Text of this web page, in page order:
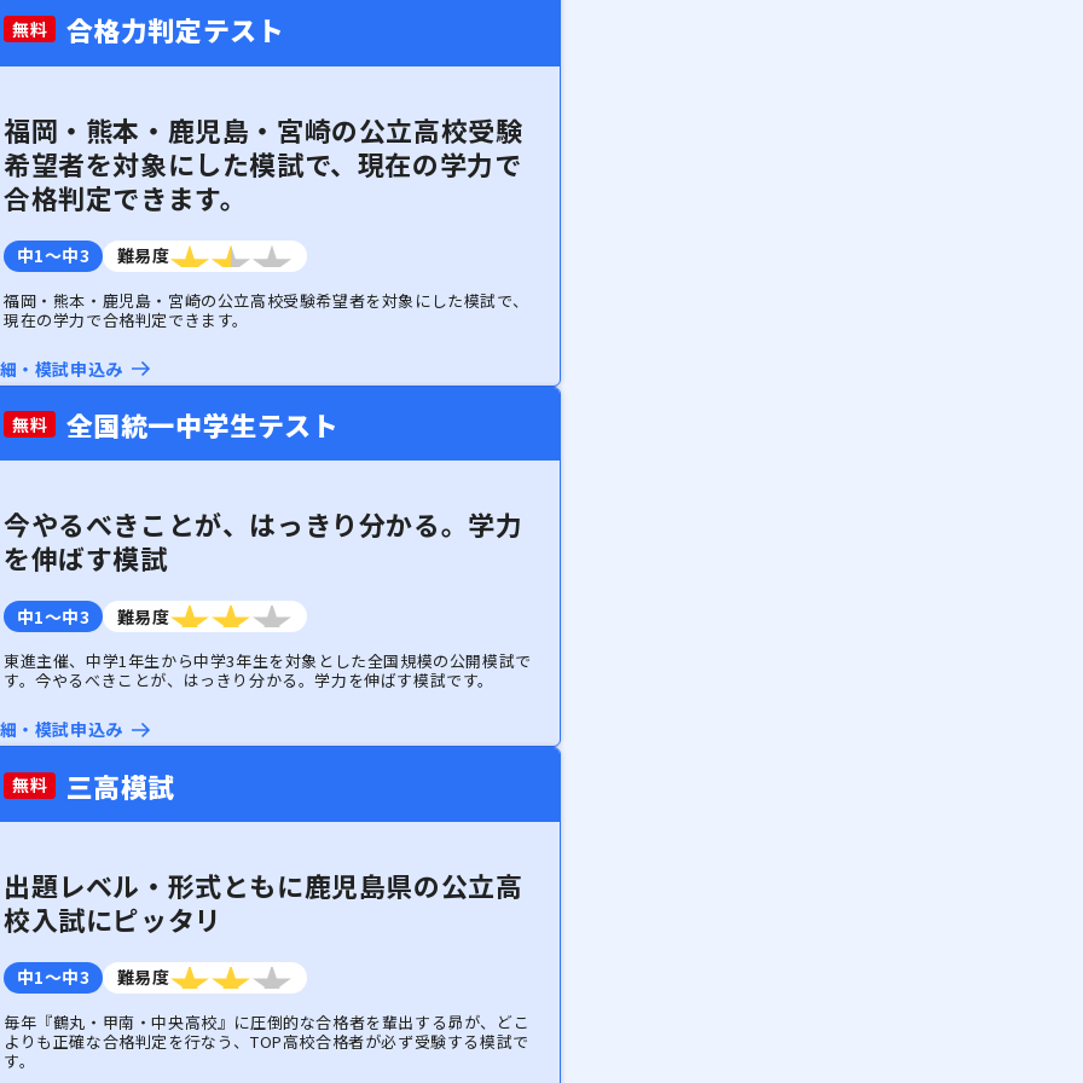
無料 合格力判定テスト
福岡・熊本・鹿児島・宮崎の公立高校受験
希望者を対象にした模試で、現在の学力で
合格判定できます。
中1〜中3 難易度3つ星のうち2
福岡・熊本・鹿児島・宮崎の公立高校受験希望者を対象にした模試で、
現在の学力で合格判定できます。
・ 模試申込み
無料 全国統一中学生テスト
今やるべきことが、はっきり分かる。学力
を伸ばす模試
中1〜中3 難易度3つ星のうち3
東進主催、中学1年生から中学3年生を対象とした全国規模の公開模試で
す。今やるべきことが、はっきり分かる。学力を伸ばす模試です。
・ 模試申込み
無料 三高模試
出題レベル・形式ともに鹿児島県の公立高
校入試にピッタリ
中1〜中3 難易度3つ星のうち3
毎年『鶴丸・甲南・中央高校』に圧倒的な合格者を輩出する昴が、どこ
よりも正確な合格判定を行なう、TOP高校合格者が必ず受験する模試で
す。